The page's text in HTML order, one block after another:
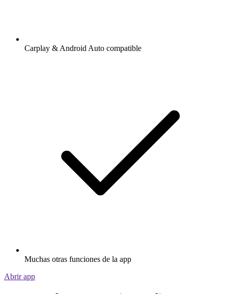
Carplay & Android Auto compatible
Muchas otras funciones de la app
Abrir app